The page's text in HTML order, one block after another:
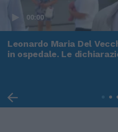
00:00
Leonardo Maria Del
in ospedale. Le